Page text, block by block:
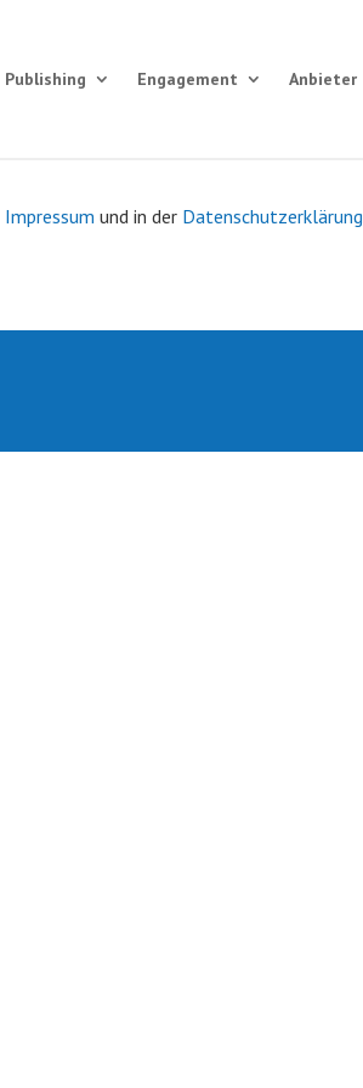
Publishing Engagement Anbieter
Impressum und in der Datenschutzerklärung